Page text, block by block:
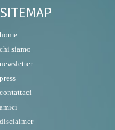
SITEMAP
home
chi siamo
newsletter
press
contattaci
amici
disclaimer